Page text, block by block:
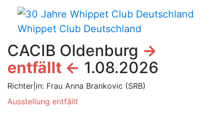
Whippet Club Deutschland
CACIB Oldenburg ->
entfällt <- 1.08.2026
Richter|in: Frau Anna Brankovic (SRB)
Ausstellung entfällt